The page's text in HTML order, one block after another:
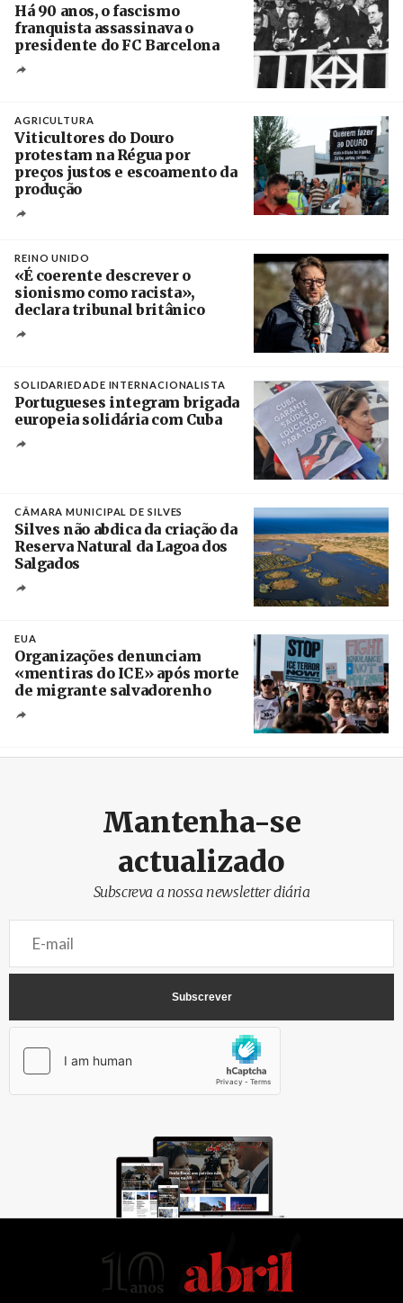
Há 90 anos, o fascismo
franquista assassinava o
presidente do FC Barcelona
AGRICULTURA
Viticultores do Douro
protestam na Régua por
preços justos e escoamento da
produção
REINO UNIDO
«É coerente descrever o
sionismo como racista»,
declara tribunal britânico
SOLIDARIEDADE INTERNACIONALISTA
Portugueses integram brigada
europeia solidária com Cuba
CÂMARA MUNICIPAL DE SILVES
Silves não abdica da criação da
Reserva Natural da Lagoa dos
Salgados
EUA
Organizações denunciam
«mentiras do ICE» após morte
de migrante salvadorenho
Mantenha-se
actualizado
Subscreva a nossa newsletter diária